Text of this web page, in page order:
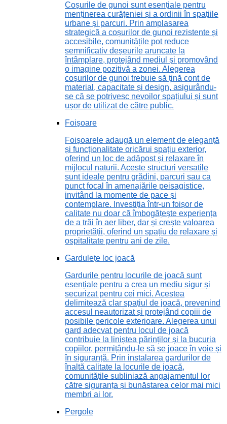
Coșurile de gunoi sunt esențiale pentru
menținerea curățeniei și a ordinii în spațiile
urbane și parcuri. Prin amplasarea
strategică a coșurilor de gunoi rezistente și
accesibile, comunitățile pot reduce
semnificativ deșeurile aruncate la
întâmplare, protejând mediul și promovând
o imagine pozitivă a zonei. Alegerea
coșurilor de gunoi trebuie să țină cont de
material, capacitate și design, asigurându-
se că se potrivesc nevoilor spațiului și sunt
ușor de utilizat de către public.
Foișoare
Foișoarele adaugă un element de eleganță
și funcționalitate oricărui spațiu exterior,
oferind un loc de adăpost și relaxare în
mijlocul naturii. Aceste structuri versatile
sunt ideale pentru grădini, parcuri sau ca
punct focal în amenajările peisagistice,
invitând la momente de pace și
contemplare. Investiția într-un foișor de
calitate nu doar că îmbogățește experiența
de a trăi în aer liber, dar și crește valoarea
proprietății, oferind un spațiu de relaxare și
ospitalitate pentru ani de zile.
Gardulețe loc joacă
Gardurile pentru locurile de joacă sunt
esențiale pentru a crea un mediu sigur și
securizat pentru cei mici. Acestea
delimitează clar spațiul de joacă, prevenind
accesul neautorizat și protejând copiii de
posibile pericole exterioare. Alegerea unui
gard adecvat pentru locul de joacă
contribuie la liniștea părinților și la bucuria
copiilor, permițându-le să se joace în voie și
în siguranță. Prin instalarea gardurilor de
înaltă calitate la locurile de joacă,
comunitățile subliniază angajamentul lor
către siguranța și bunăstarea celor mai mici
membri ai lor.
Pergole